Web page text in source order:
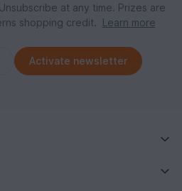
at any time. Prizes are
shopping credit.
Learn more
Activate newsletter